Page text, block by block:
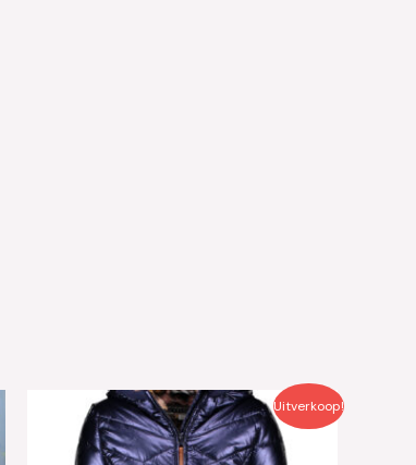
Uitverkoop!
Oorspronkelijke
prijs
was:
€79.95.
Huidige
prijs
is:
€32.00.